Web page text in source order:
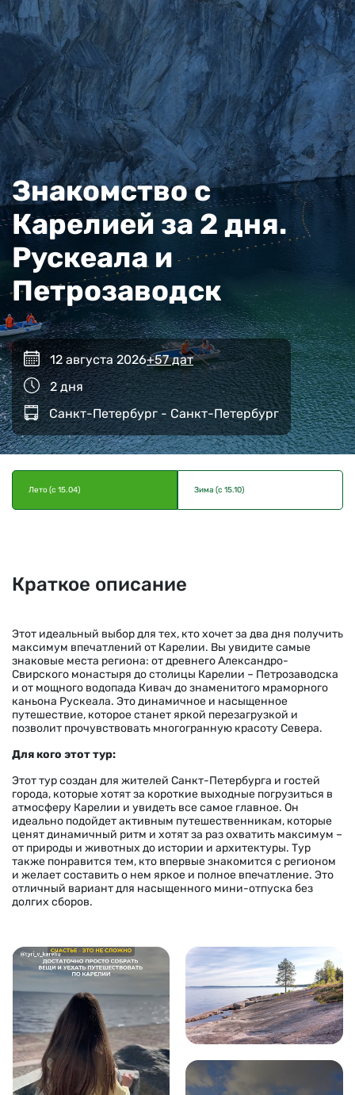
Знакомство с
Карелией за 2 дня.
Рускеала и
Петрозаводск
12 августа 2026+57 дат
2 дня
Санкт-Петербург - Санкт-Петербург
Лето (с 15.04) Зима (с 15.10)
Краткое описание
Этот идеальный выбор для тех, кто хочет за два дня получить
максимум впечатлений от Карелии. Вы увидите самые
знаковые места региона: от древнего Александро-
Свирского монастыря до столицы Карелии – Петрозаводска
и от мощного водопада Кивач до знаменитого мраморного
каньона Рускеала. Это динамичное и насыщенное
путешествие, которое станет яркой перезагрузкой и
позволит прочувствовать многогранную красоту Севера.
Для кого этот тур:
Этот тур создан для жителей Санкт-Петербурга и гостей
города, которые хотят за короткие выходные погрузиться в
атмосферу Карелии и увидеть все самое главное. Он
идеально подойдет активным путешественникам, которые
ценят динамичный ритм и хотят за раз охватить максимум –
от природы и животных до истории и архитектуры. Тур
также понравится тем, кто впервые знакомится с регионом
и желает составить о нем яркое и полное впечатление. Это
отличный вариант для насыщенного мини-отпуска без
долгих сборов.